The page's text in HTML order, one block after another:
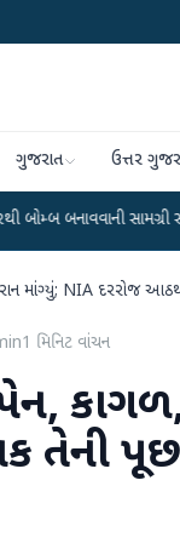
ગુજરાત ઉત્તર
સામગ્રી સાથે જૈશના 5
માંગ્યું; NIA દરરોજ
1 મિનિટ વાંચન
તેની